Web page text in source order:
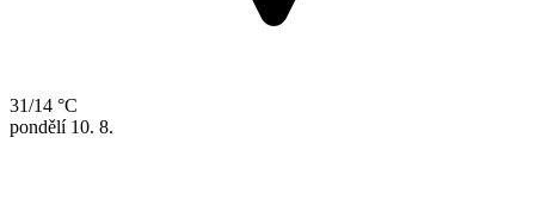
31/14 °C
pondělí 10. 8.